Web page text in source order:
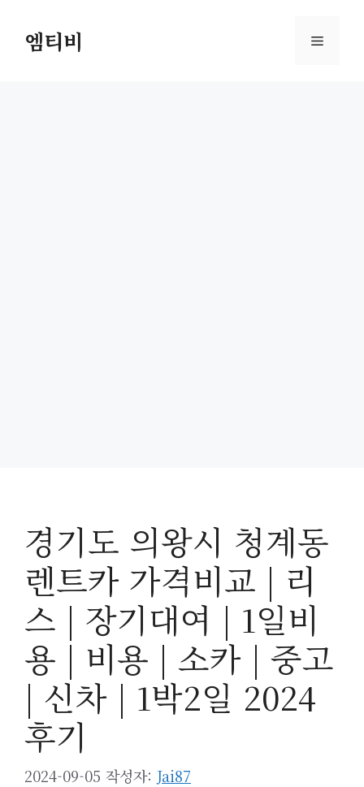
엠티비 메
경기도 의왕시 청계동
렌트카 가격비교 | 리
스 | 장기대여 | 1일비
용 | 비용 | 소카 | 중고
| 신차 | 1박2일 2024
후기
2024-09-05 작성자: Jai87